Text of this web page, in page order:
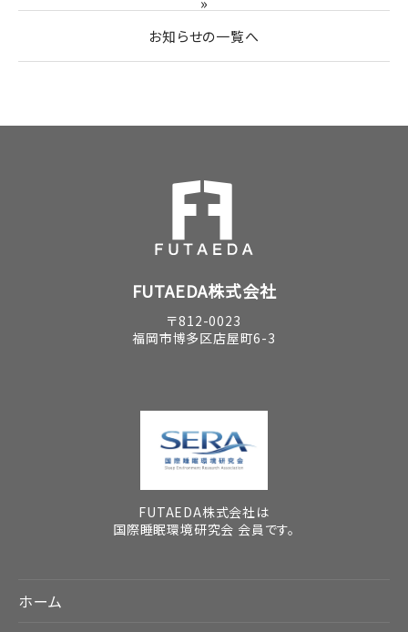
お知らせの一覧へ
FUTAEDA株式会社
〒812-0023
福岡市博多区店屋町6-3
FUTAEDA株式会社は
国際睡眠環境研究会 会員です。
ホーム